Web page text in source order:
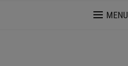
MENU